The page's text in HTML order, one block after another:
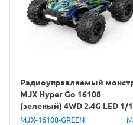
Радиоуправляемый
MJX Hyper Go 16108
(зеленый) 4WD 2.4G LED 1/
RTR
MJX-16108-GREEN